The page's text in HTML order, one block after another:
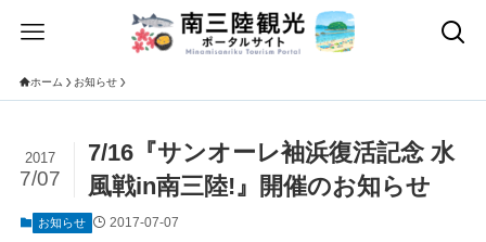
ホーム お知らせ
7/16『サンオーレ袖浜復活記念 水
風戦in南三陸!』開催のお知らせ
2017
7/07
お知らせ 2017-07-07